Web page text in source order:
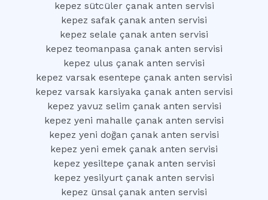
kepez sütcüler çanak anten servisi
kepez safak çanak anten servisi
kepez selale çanak anten servisi
kepez teomanpasa çanak anten servisi
kepez ulus çanak anten servisi
kepez varsak esentepe çanak anten servisi
kepez varsak karsiyaka çanak anten servisi
kepez yavuz selim çanak anten servisi
kepez yeni mahalle çanak anten servisi
kepez yeni doğan çanak anten servisi
kepez yeni emek çanak anten servisi
kepez yesiltepe çanak anten servisi
kepez yesilyurt çanak anten servisi
kepez ünsal çanak anten servisi